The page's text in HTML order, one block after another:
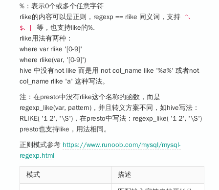
%：表示0个或多个任意字符
rlike的内容可以是正则，regexp == rlike 同义词，支持
^、
$、|
等，也支持like的%.
rlike用法有两种：
where var rlike '[0-9]'
where rlike(var, '[0-9]')
hive 中没有not like 而是用 not col_name like '%a%' 或者not
col_name rlike 'a' 这种写法。
注：在presto中没有rlike这个名称的函数，而是
regexp_like(var, pattern)，并且转义方案不同，如hive写法：
RLIKE( '1 2', '\S')，在presto中写法：regexp_like( '1 2', '\S')
presto也支持like，用法相同。
正则模式参考 https://www.runoob.com/mysql/mysql-
regexp.html
模式 描述